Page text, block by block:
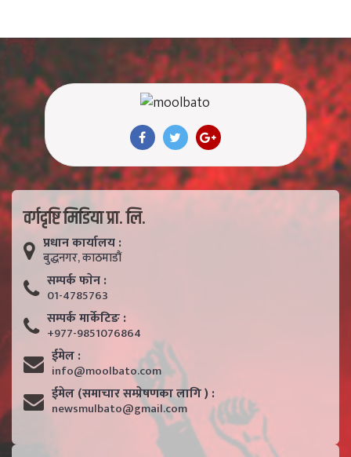
वर्गदृष्टि मिडिया प्रा. लि.
प्रधान कार्यालय :
बुद्धनगर, काठमाडाैं
सम्पर्क फाेन :
01-4785763
सम्पर्क मार्केटिङ :
+977-9851076864
ईमेल :
info@moolbato.com
ईमेल (समाचार सम्प्रेषणका लागि ) :
newsmulbato@gmail.com